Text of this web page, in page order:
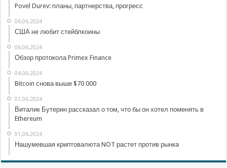
Povel Durev: планы, партнерства, прогресс
06.06.2024
США не любит стейблкоины
06.06.2024
Обзор протокола Primex Finance
04.06.2024
Bitcoin снова выше $70 000
01.06.2024
Виталик Бутерин рассказал о том, что бы он хотел поменять в
Ethereum
01.06.2024
Нашумевшая криптовалюта NOT растет против рынка